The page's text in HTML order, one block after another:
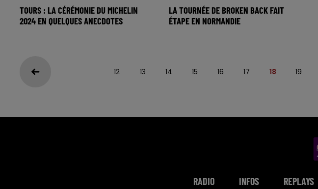
TOURS : LA CÉRÉMONIE DU MICHELIN
2024 EN QUELQUES ANECDOTES
LA TOURNÉE DE BROKEN BACK FAIT
ÉTAPE EN NORMANDIE
12 13 14 15 16 17 18 19
RADIO INFOS REPLAYS